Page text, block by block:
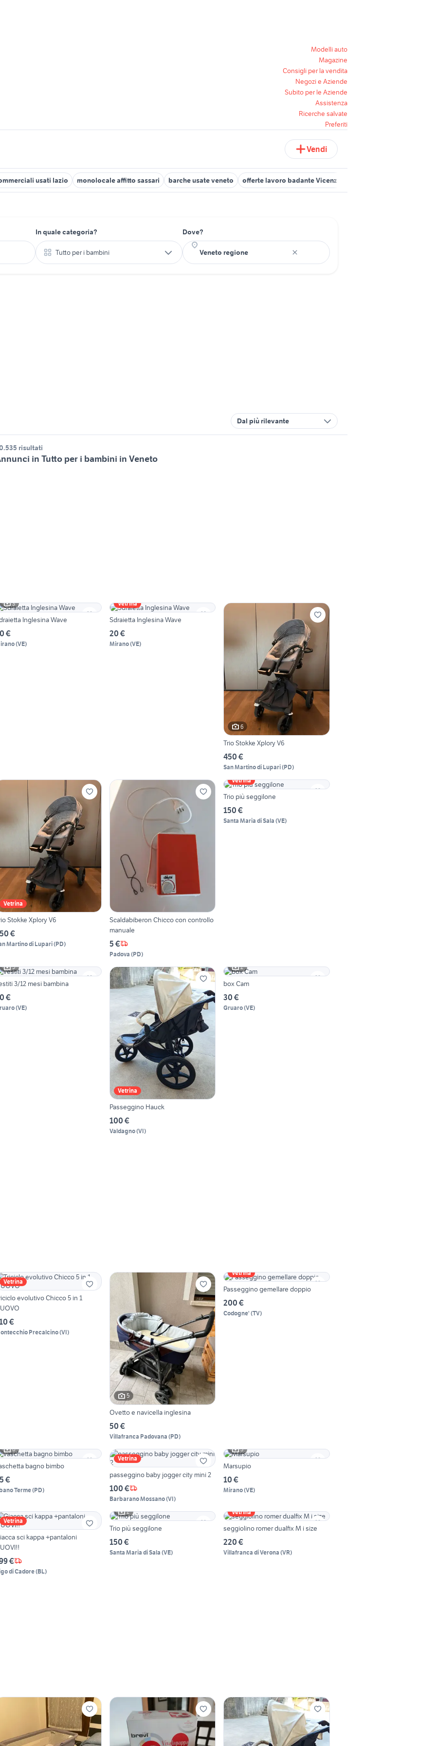
Modelli auto
Magazine
Consigli per la vendita
Negozi e Aziende
Subito per le Aziende
Assistenza
Ricerche salvate
Preferiti
Vendi
usati lazio monolocale affitto sassari barche usate veneto offerte lavoro badante Vicenza provincia
In quale categoria?
Tutto per i bambini
Dove?
Dal più rilevante
risultati
in Tutto per i bambini in Veneto
3
Inglesina Wave
€
(VE)
Vetrina
Sdraietta Inglesina Wave
20 €
Mirano(VE)
6
Trio Stokke Xplory V6
450 €
San Martino di Lupari(PD)
Vetrina
Stokke Xplory V6
€
Martino di Lupari(PD)
Scaldabiberon Chicco con controllo
manuale
5 €
Padova (PD)
Vetrina
Trio più seggilone
150 €
Santa Maria di Sala (VE)
5
3/12 mesi bambina
€
(VE)
Vetrina
Passeggino Hauck
100 €
Valdagno(VI)
2
box Cam
30 €
Gruaro(VE)
Vetrina
evolutivo Chicco 5 in 1
€
Precalcino(VI)
5
Ovetto e navicella inglesina
50 €
Villafranca Padovana (PD)
Vetrina
Passeggino gemellare doppio
200 €
Codogne' (TV)
6
bagno bimbo
€
Terme(PD)
Vetrina
passeggino baby jogger city mini 2
100 €
Barbarano Mossano(VI)
3
Marsupio
10 €
Mirano(VE)
Vetrina
sci kappa +pantaloni
€
di Cadore(BL)
2
Trio più seggilone
150 €
Santa Maria di Sala (VE)
Vetrina
seggiolino romer dualfix M i size
220 €
Villafranca di Verona (VR)